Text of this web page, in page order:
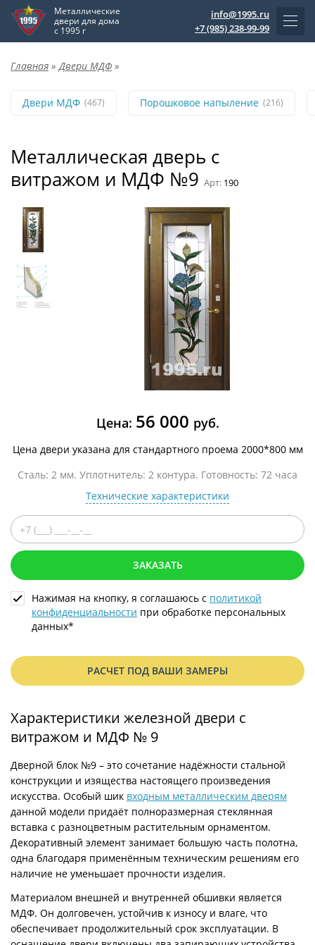
Металлические
двери для дома
с 1995 г
info@1995.ru
+7 (985) 238-99-99
Главная » Двери МДФ »
Двери МДФ (467) Порошковое напыление (216)
Металлическая дверь с
витражом и МДФ №9 Арт: 190
Цена: 56 000 руб.
Цена двери указана для стандартного проема 2000*800 мм
Сталь: 2 мм. Уплотнитель: 2 контура. Готовность: 72 часа
Технические характеристики
ЗАКАЗАТЬ
Нажимая на кнопку, я соглашаюсь с политикой
конфиденциальности при обработке персональных
данных*
РАСЧЕТ ПОД ВАШИ ЗАМЕРЫ
Характеристики железной двери с
витражом и МДФ № 9
Дверной блок №9 – это сочетание надёжности стальной
конструкции и изящества настоящего произведения
искусства. Особый шик входным металлическим дверям
данной модели придаёт полноразмерная стеклянная
вставка с разноцветным растительным орнаментом.
Декоративный элемент занимает большую часть полотна,
одна благодаря применённым техническим решениям его
наличие не уменьшает прочности изделия.
Материалом внешней и внутренней обшивки является
МДФ. Он долговечен, устойчив к износу и влаге, что
обеспечивает продолжительный срок эксплуатации. В